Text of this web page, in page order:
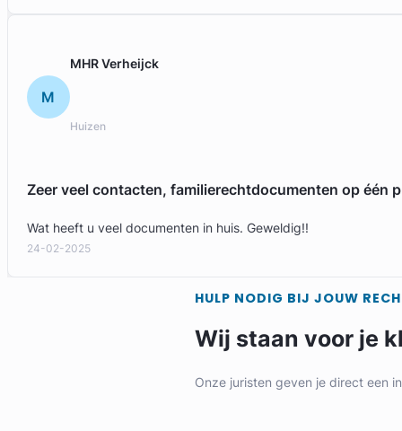
M
MHR Verheijck
Huizen
Zeer veel contacten, familierechtdocumenten op één
Wat heeft u veel documenten in huis. Geweldig!!
24-02-2025
HULP NODIG BIJ JOUW
Wij staan voor je
Onze juristen geven je direct een